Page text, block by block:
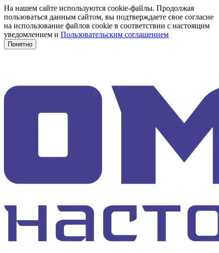
На нашем сайте используются cookie-файлы. Продолжая
пользоваться данным сайтом, вы подтверждаете свое согласие
на использование файлов cookie в соответствии с настоящим
уведомлением и Пользовательским соглашением
Понятно